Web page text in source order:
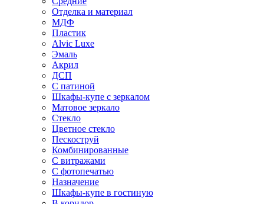
Отделка и материал
МДФ
Пластик
Alvic Luxe
Эмаль
Акрил
ДСП
С патиной
Шкафы-купе с зеркалом
Матовое зеркало
Стекло
Цветное стекло
Пескоструй
Комбинированные
С витражами
С фотопечатью
Назначение
Шкафы-купе в гостиную